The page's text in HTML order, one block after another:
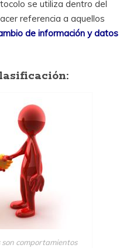
se utiliza dentro del
referencia a aquellos
de información y datos
son comportamientos